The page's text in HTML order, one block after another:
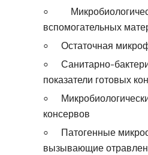
вспомогательных
Остаточная
Санитарно-
показатели готовых
консервов
Патогенные
вызывающие